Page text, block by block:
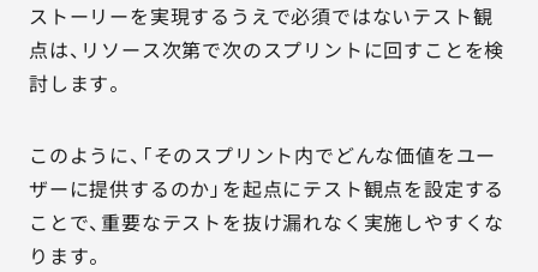
ストーリーを実現するうえで必須ではないテスト観
点は、リソース次第で次のスプリントに回すことを検
討します。
このように、「そのスプリント内でどんな価値をユー
ザーに提供するのか」を起点にテスト観点を設定する
ことで、重要なテストを抜け漏れなく実施しやすくな
ります。